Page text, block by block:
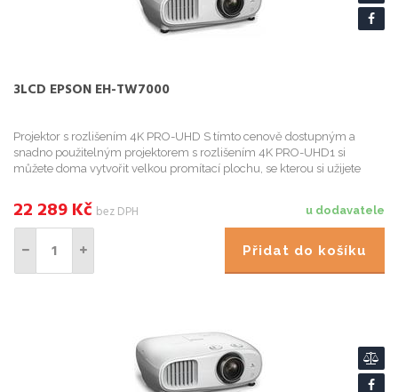
3LCD EPSON EH-TW7000
Projektor s rozlišením 4K PRO-UHD S tímto cenově dostupným a
snadno použitelným projektorem s rozlišením 4K PRO-UHD1 si
můžete doma vytvořit velkou promítací plochu, se kterou si užijete
u dodavatele
22 289Kč bez DPH
Přidat do košíku